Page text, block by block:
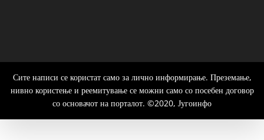
Сите написи се користат само за лично информирање. Преземање,
нивно користење и реемитување се можни само со посебен договор
со основачот на порталот. ©2020, Југоинфо